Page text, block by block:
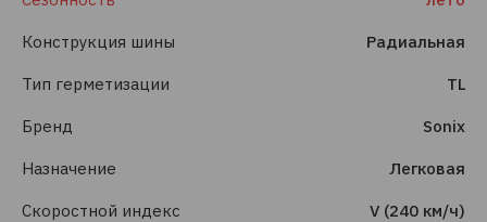
Конструкция шины Радиальная
Тип герметизации TL
Бренд Sonix
Назначение Легковая
Скоростной индекс V (240 км/ч)